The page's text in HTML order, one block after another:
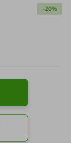
-20%